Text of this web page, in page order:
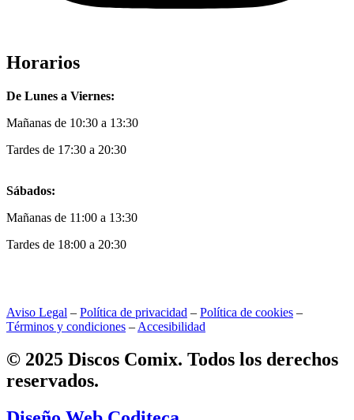
Horarios
De Lunes a Viernes:
Mañanas de 10:30 a 13:30
Tardes de 17:30 a 20:30
Sábados:
Mañanas de 11:00 a 13:30
Tardes de 18:00 a 20:30
Aviso Legal – Política de privacidad – Política de cookies –
Términos y condiciones – Accesibilidad
© 2025 Discos Comix. Todos los derechos
reservados.